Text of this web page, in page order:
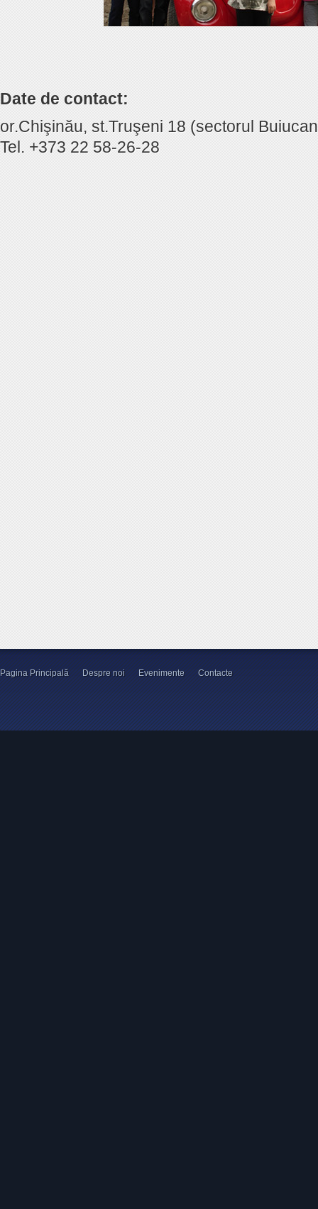
Date de contact:
or.Chişinău, st.Truşeni 18 (sectorul
Tel. +373 22 58-26-28
Pagina Principală Despre noi Evenimente Contacte